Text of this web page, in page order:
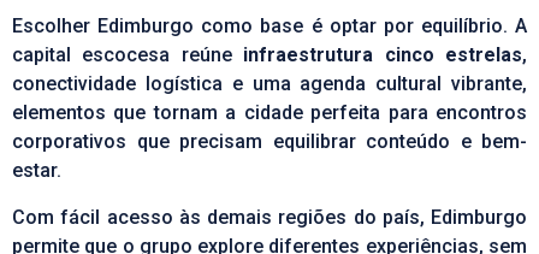
Escolher Edimburgo como base é optar por equilíbrio. A
capital escocesa reúne infraestrutura cinco estrelas,
conectividade logística e uma agenda cultural vibrante,
elementos que tornam a cidade perfeita para encontros
corporativos que precisam equilibrar conteúdo e bem-
estar.
Com fácil acesso às demais regiões do país, Edimburgo
permite que o grupo explore diferentes experiências, sem